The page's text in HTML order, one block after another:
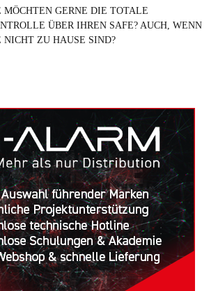
MÖCHTEN GERNE DIE TOTALE
ÜBER IHREN SAFE? AUCH, WENN
NICHT ZU HAUSE SIND?